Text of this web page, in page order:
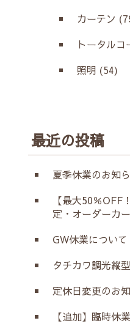
カーテン
トータル
照明 (54)
最近の投稿
夏季休業のお知
【最大50％OFF
定・オーダーカ
GW休業について
タチカワ調光縦
定休日変更のお
【追加】臨時休